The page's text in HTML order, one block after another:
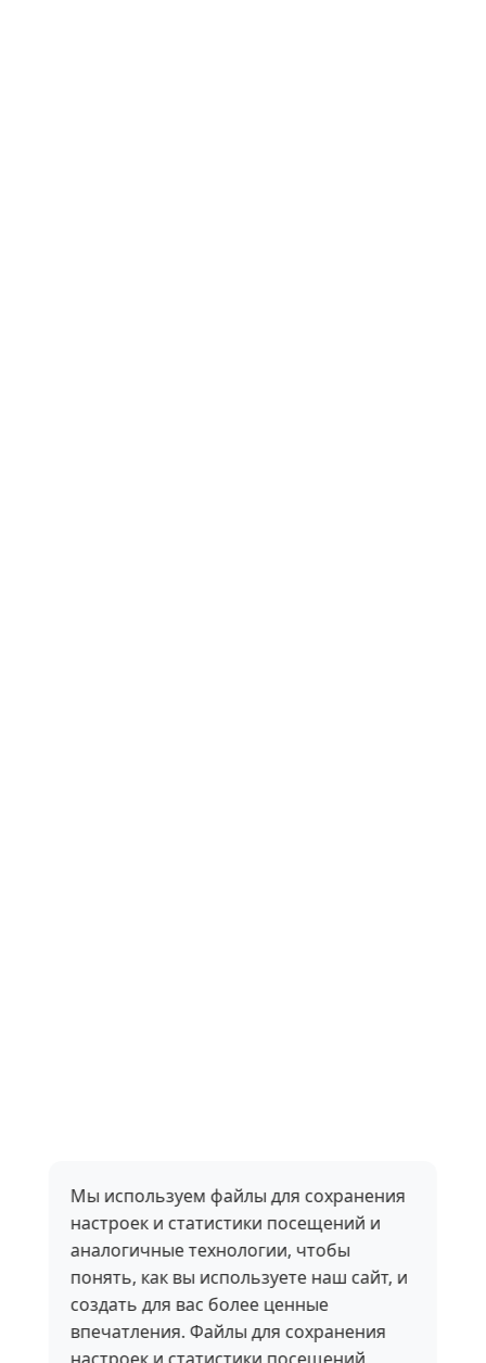
Мы используем файлы для сохранения
настроек и статистики посещений и
аналогичные технологии, чтобы
понять, как вы используете наш сайт, и
создать для вас более ценные
впечатления. Файлы для сохранения